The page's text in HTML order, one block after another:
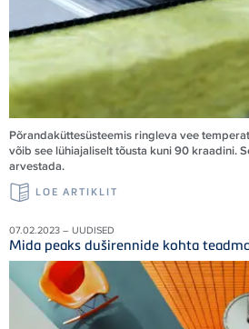
Põrandaküttesüsteemis ringleva vee
võib see lühiajaliselt tõusta kuni 90 kraadini.
arvestada.
LOE ARTIKLIT
07.02.2023 – UUDISED
Mida peaks duširennide kohta